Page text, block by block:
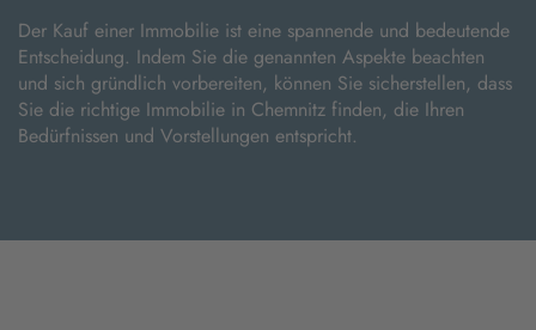
Der Kauf einer Immobilie ist eine spannende und bedeutende
Entscheidung. Indem Sie die genannten Aspekte beachten
und sich gründlich vorbereiten, können Sie sicherstellen, dass
Sie die richtige Immobilie in Chemnitz finden, die Ihren
Bedürfnissen und Vorstellungen entspricht.